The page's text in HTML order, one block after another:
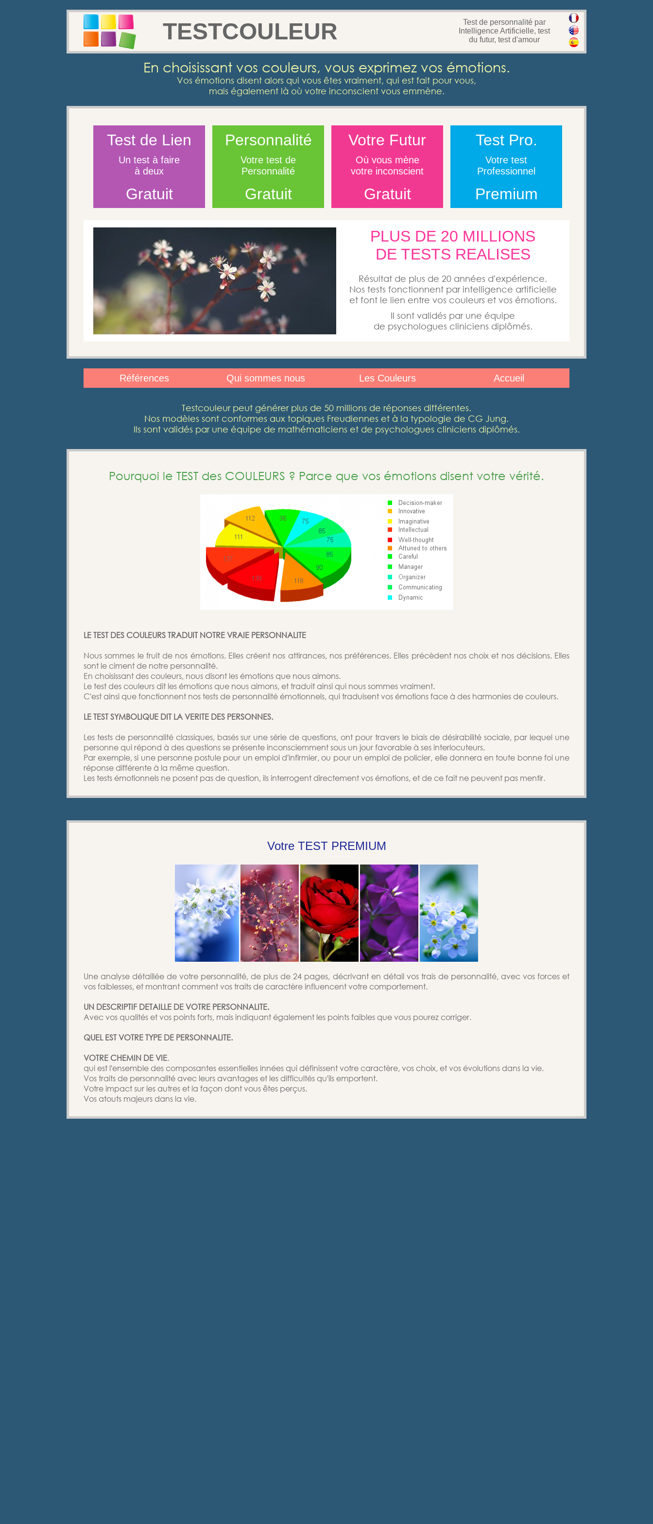
TESTCOULEUR
Test de personnalité par
Intelligence Artificielle, test
du futur, test d'amour
En choisissant vos couleurs, vous exprimez vos émotions.
Vos émotions disent alors qui vous êtes vraiment, qui est fait pour vous,
mais également là où votre inconscient vous emmène.
Test de Lien
Un test à faire
à deux
Gratuit
Personnalité
Votre test de
Personnalité
Gratuit
Votre Futur
Où vous mène
votre inconscient
Gratuit
Test Pro.
Votre test
Professionnel
Premium
PLUS DE 20 MILLIONS
DE TESTS REALISES
Résultat de plus de 20 années d'expérience.
Nos tests fonctionnent par intelligence artificielle
et font le lien entre vos couleurs et vos émotions.
Il sont validés par une équipe
de psychologues cliniciens diplômés.
Références Qui sommes nous Les Couleurs Accueil
Testcouleur peut générer plus de 50 millions de réponses différentes.
Nos modèles sont conformes aux topiques Freudiennes et à la typologie de CG Jung.
Ils sont validés par une équipe de mathématiciens et de psychologues cliniciens diplômés.
Pourquoi le TEST des COULEURS ? Parce que vos émotions disent votre vérité.
LE TEST DES COULEURS TRADUIT NOTRE VRAIE PERSONNALITE
Nous sommes le fruit de nos émotions. Elles créent nos attirances, nos préférences. Elles précèdent nos choix et nos décisions. Elles
sont le ciment de notre personnalité.
En choisissant des couleurs, nous disont les émotions que nous aimons.
Le test des couleurs dit les émotions que nous aimons, et traduit ainsi qui nous sommes vraiment.
C'est ainsi que fonctionnent nos tests de personnalité émotionnels, qui traduisent vos émotions face à des harmonies de couleurs.
LE TEST SYMBOLIQUE DIT LA VERITE DES PERSONNES.
Les tests de personnalité classiques, basés sur une série de questions, ont pour travers le biais de désirabilité sociale, par lequel une
personne qui répond à des questions se présente inconsciemment sous un jour favorable à ses interlocuteurs.
Par exemple, si une personne postule pour un emploi d'infirmier, ou pour un emploi de policier, elle donnera en toute bonne foi une
réponse différente à la même question.
Les tests émotionnels ne posent pas de question, ils interrogent directement vos émotions, et de ce fait ne peuvent pas mentir.
Votre TEST PREMIUM
Une analyse détaillée de votre personnalité, de plus de 24 pages, décrivant en détail vos trais de personnalité, avec vos forces et
vos faiblesses, et montrant comment vos traits de caractère influencent votre comportement.
UN DESCRIPTIF DETAILLE DE VOTRE PERSONNALITE.
Avec vos qualités et vos points forts, mais indiquant également les points faibles que vous pourez corriger.
QUEL EST VOTRE TYPE DE PERSONNALITE.
VOTRE CHEMIN DE VIE.
qui est l'ensemble des composantes essentielles innées qui définissent votre caractère, vos choix, et vos évolutions dans la vie.
Vos traits de personnalité avec leurs avantages et les difficultés qu'ils emportent.
Votre impact sur les autres et la façon dont vous êtes perçus.
Vos atouts majeurs dans la vie.